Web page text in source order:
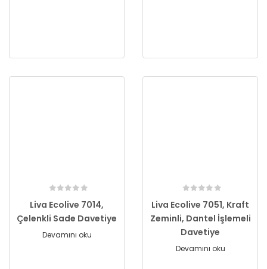
Liva Ecolive 7014,
Çelenkli Sade Davetiye
Devamını oku
Liva Ecolive 7051, Kraft
Zeminli, Dantel İşlemeli
Davetiye
Devamını oku